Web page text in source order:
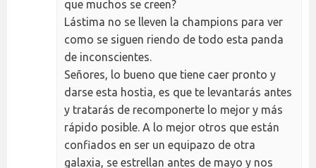
que muchos se creen?
Lástima no se lleven la champions para ver
como se siguen riendo de todo esta panda
de inconscientes.
Señores, lo bueno que tiene caer pronto y
darse esta hostia, es que te levantarás antes
y tratarás de recomponerte lo mejor y más
rápido posible. A lo mejor otros que están
confiados en ser un equipazo de otra
galaxia, se estrellan antes de mayo y nos